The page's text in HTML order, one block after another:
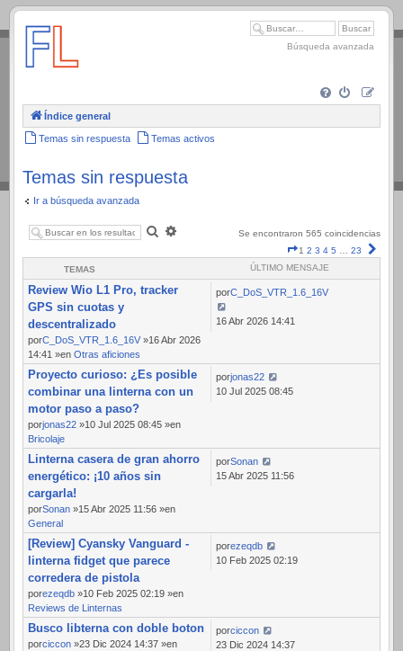
.
Búsqueda avanzada
Índice general
Temas sin respuesta Temas activos
Temas sin respuesta
Ir a búsqueda avanzada
Buscar
Se encontraron 565 coincidencias
Página
23
1 2 3 4 5 23
TEMAS ÚLTIMO MENSAJE
Review Wio L1 Pro, tracker
GPS sin cuotas y
descentralizado
porC_DoS_VTR_1.6_16V »16 Abr 2026
14:41 »en Otras aficiones
porC_DoS_VTR_1.6_16V
16 Abr 2026 14:41
Proyecto curioso: ¿Es posible
combinar una linterna con un
motor paso a paso?
porjonas22 »10 Jul 2025 08:45 »en
Bricolaje
porjonas22
10 Jul 2025 08:45
Linterna casera de gran ahorro
energético: ¡10 años sin
cargarla!
porSonan »15 Abr 2025 11:56 »en
General
porSonan
15 Abr 2025 11:56
[Review] Cyansky Vanguard -
linterna fidget que parece
corredera de pistola
porezeqdb »10 Feb 2025 02:19 »en
Reviews de Linternas
porezeqdb
10 Feb 2025 02:19
Busco libterna con doble boton
porciccon »23 Dic 2024 14:37 »en
porciccon
23 Dic 2024 14:37